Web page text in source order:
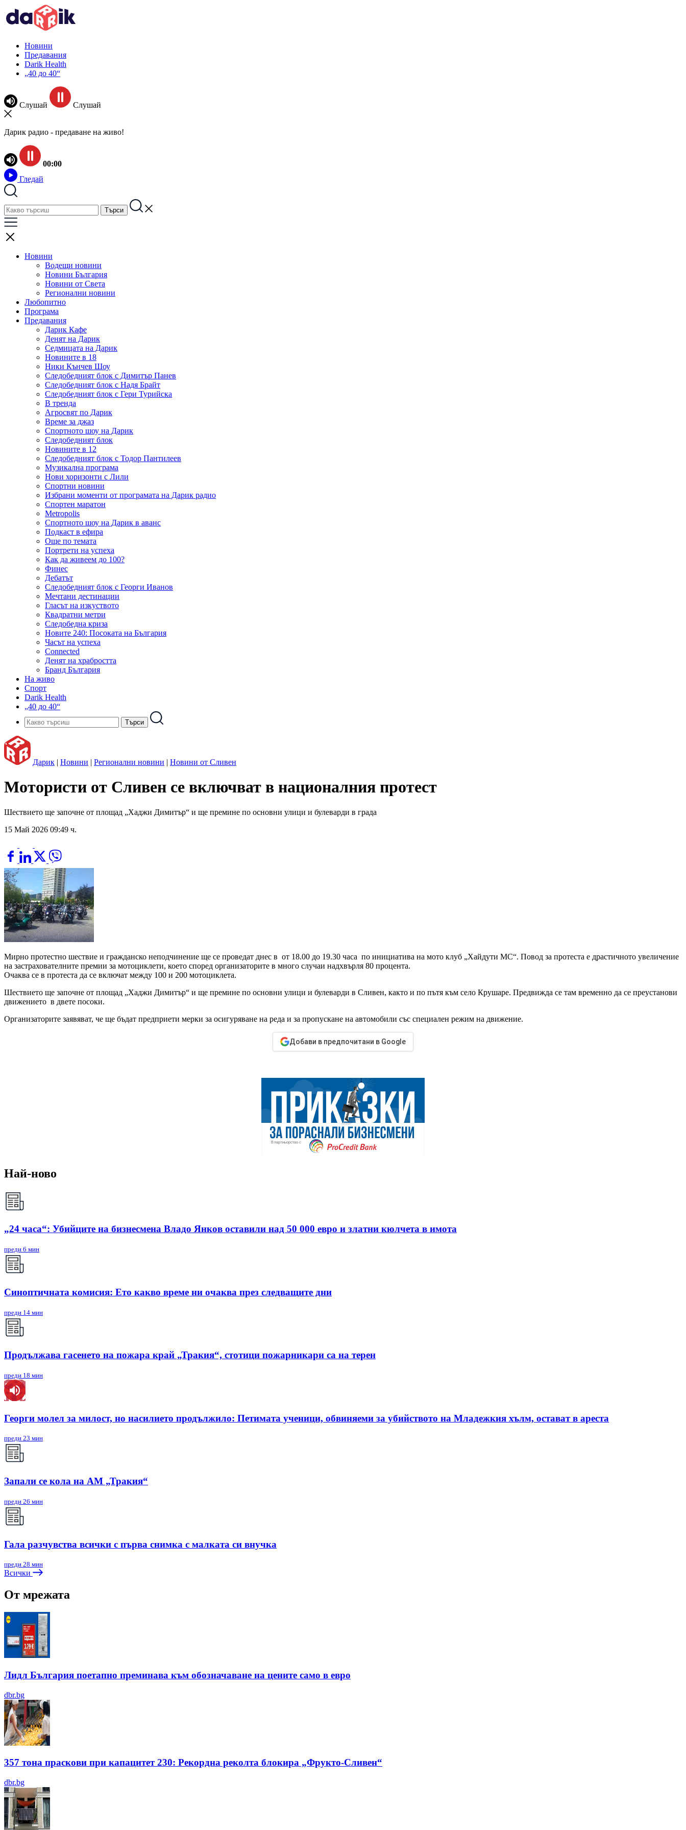
Новини
Предавания
Darik Health
„40 до 40“
Слушай Слушай
Дарик радио - предаване на живо!
00:00
Гледай
Новини
Водещи новини
Новини България
Новини от Света
Регионални новини
Любопитно
Програма
Предавания
Дарик Кафе
Денят на Дарик
Седмицата на Дарик
Новините в 18
Ники Кънчев Шоу
Следобедният блок с Димитър Панев
Следобедният блок с Надя Брайт
Следобедният блок с Гери Турийска
В тренда
Агросвят по Дарик
Време за джаз
Спортното шоу на Дарик
Следобедният блок
Новините в 12
Следобедният блок с Тодор Пантилеев
Музикална програма
Нови хоризонти с Лили
Спортни новини
Избрани моменти от програмата на Дарик радио
Спортен маратон
Metropolis
Спортното шоу на Дарик в аванс
Подкаст в ефира
Още по темата
Портрети на успеха
Как да живеем до 100?
Финес
Дебатът
Следобедният блок с Георги Иванов
Мечтани дестинации
Гласът на изкуството
Квадратни метри
Следобедна криза
Новите 240: Посоката на България
Часът на успеха
Connected
Денят на храбростта
Бранд България
На живо
Спорт
Darik Health
„40 до 40“
Дарик | Новини | Регионални новини | Новини от Сливен
Мотористи от Сливен се включват в националния протест
Шествието ще започне от площад „Хаджи Димитър“ и ще премине по основни улици и булеварди в града
15 Май 2026 09:49 ч.
Мирно протестно шествие и гражданско неподчинение ще се проведат днес в от 18.00 до 19.30 часа по инициатива на мото клуб „Хайдути МС“. Повод за протеста е драстичното увеличение
на застрахователните премии за мотоциклети, което според организаторите в много случаи надхвърля 80 процента.
Очаква се в протеста да се включат между 100 и 200 мотоциклета.
Шествието ще започне от площад „Хаджи Димитър“ и ще премине по основни улици и булеварди в Сливен, както и по пътя към село Крушаре. Предвижда се там временно да се преустанови
движението в двете посоки.
Организаторите заявяват, че ще бъдат предприети мерки за осигуряване на реда и за пропускане на автомобили със специален режим на движение.
Добави в предпочитани в Google
Най-ново
„24 часа“: Убийците на бизнесмена Владо Янков оставили над 50 000 евро и златни кюлчета в имота
преди 6 мин
Синоптичната комисия: Ето какво време ни очаква през следващите дни
преди 14 мин
Продължава гасенето на пожара край „Тракия“, стотици пожарникари са на терен
преди 18 мин
Георги молел за милост, но насилието продължило: Петимата ученици, обвиняеми за убийството на Младежкия хълм, остават в ареста
преди 23 мин
Запали се кола на АМ „Тракия“
преди 26 мин
Гала разчувства всички с първа снимка с малката си внучка
преди 28 мин
Всички
От мрежата
Лидл България поетапно преминава към обозначаване на цените само в евро
dbr.bg
357 тона праскови при капацитет 230: Рекордна реколта блокира „Фрукто-Сливен“
dbr.bg